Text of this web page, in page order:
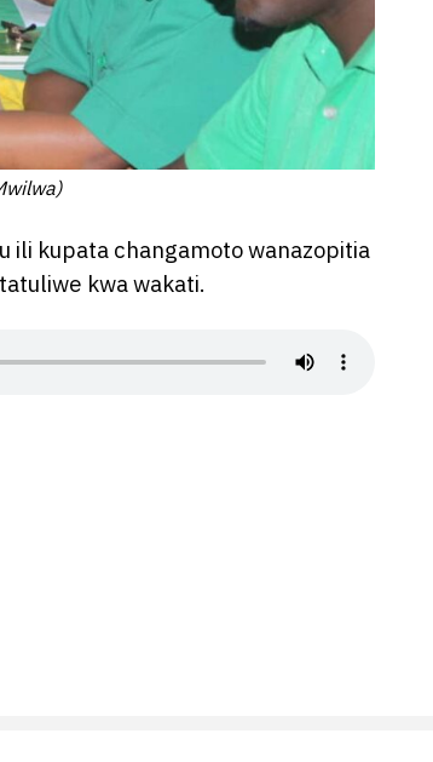
ili kupata changamoto wanazopitia
kwa wakati.